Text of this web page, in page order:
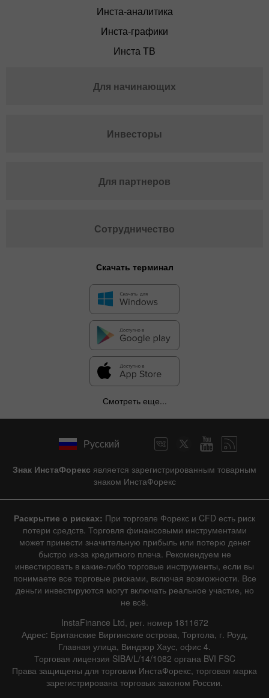
Инста-аналитика
Инста-графики
Инста ТВ
Для начинающих
Инвесторы
Для партнеров
Сотрудничество
Скачать терминал
Смотреть еще...
Русский
Знак ИнстаФорекс является зарегистрированным товарным
знаком ИнстаФорекс
Раскрытие о рисках: При торговле Форекс и CFD есть риск
потери средств. Торговля финансовыми инструментами
может принести значительную прибыль или потерю денег
быстро из-за кредитного плеча. Рекомендуем не
инвестировать в какие-либо торговые инструменты, если вы
понимаете все торговые рисками, включая возможности. Все
деньги инвестируются могут включать реальное участие, но
не всё.
InstaFinance Ltd, рег. номер 1811672
Адрес: Британские Виргинские острова, Тортола, г. Роуд,
Главная улица, Виндзор Хаус, офис 4.
Торговая лицензия SIBA/L/14/1082 органа BVI FSC
Права защищены для торговли ИнстаФорекс, торговая марка
зарегистрирована торговых законом России.